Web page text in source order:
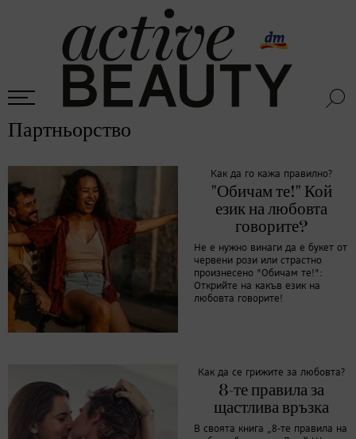
Партньорство
Как да го кажа правилно?
"Обичам те!" Кой
език на любовта
говорите?
Не е нужно винаги да е букет от
червени рози или страстно
произнесено "Обичам те!":
Открийте на какъв език на
любовта говорите!
Как да се грижите за любовта?
8-те правила за
щастлива връзка
В своята книга „8-те правила на